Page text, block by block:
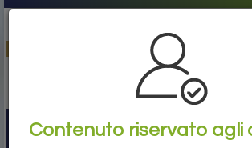
Contenuto riservato agli